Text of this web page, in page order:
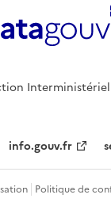
info.gouv.fr
Politique de